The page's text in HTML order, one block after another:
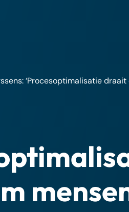
‘Procesoptimalisatie draait